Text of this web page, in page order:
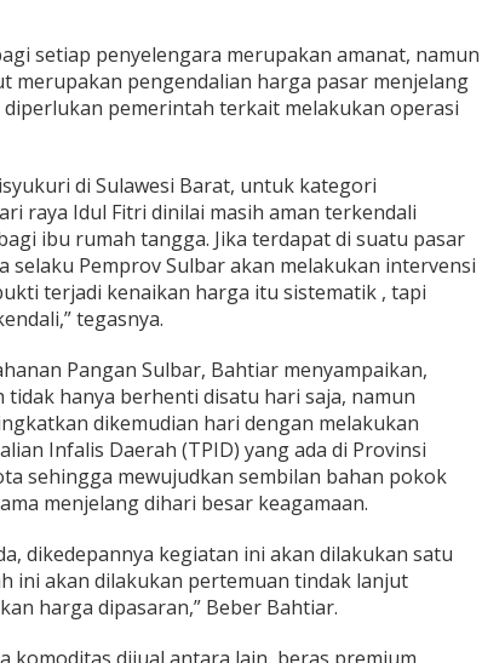
setiap penyelengara merupakan amanat, namun
merupakan pengendalian harga pasar menjelang
pemerintah terkait melakukan operasi
di Sulawesi Barat, untuk kategori
raya Idul Fitri dinilai masih aman terkendali
ibu rumah tangga. Jika terdapat di suatu pasar
selaku Pemprov Sulbar akan melakukan intervensi
terjadi kenaikan harga itu sistematik , tapi
tegasnya.
Pangan Sulbar, Bahtiar menyampaikan,
hanya berhenti disatu hari saja, namun
dikemudian hari dengan melakukan
Infalis Daerah (TPID) yang ada di Provinsi
sehingga mewujudkan sembilan bahan pokok
menjelang dihari besar keagamaan.
dikedepannya kegiatan ini akan dilakukan satu
ini akan dilakukan pertemuan tindak lanjut
harga dipasaran,” Beber Bahtiar.